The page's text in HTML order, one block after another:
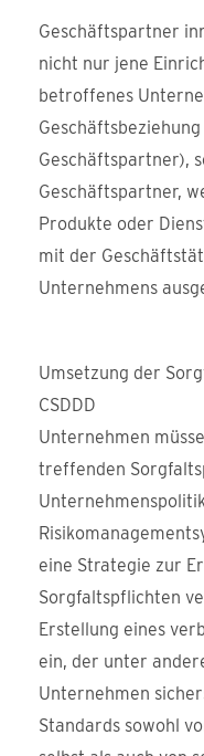
Geschäftspartner
nicht nur jene
betroffenes
Geschäftspartner),
Geschäftspartner,
Produkte oder
mit der
Unternehmens
Umsetzung der
CSDDD
Unternehmen
treffenden
eine Strategie zur
Sorgfaltspflichten
Erstellung eines
ein, der unter
Unternehmen
Standards sowohl